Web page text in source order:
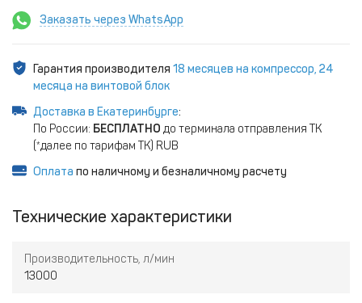
Заказать через WhatsApp
Гарантия производителя 18 месяцев на компрессор, 24
месяца на винтовой блок
Доставка в Екатеринбурге:
По России: БЕСПЛАТНО до терминала отправления ТК
(*далее по тарифам ТК) RUB
Оплата по наличному и безналичному расчету
Технические характеристики
Производительность, л/мин
13000